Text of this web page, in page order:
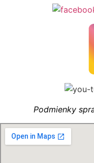
Podmienky